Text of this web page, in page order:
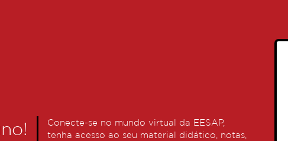
Conecte-se no mundo virtual da EESAP,
tenha acesso ao seu material didático, notas,